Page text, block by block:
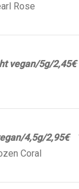
Rose
vegan/5g/2,45€·
4,5g/2,95€·
Coral